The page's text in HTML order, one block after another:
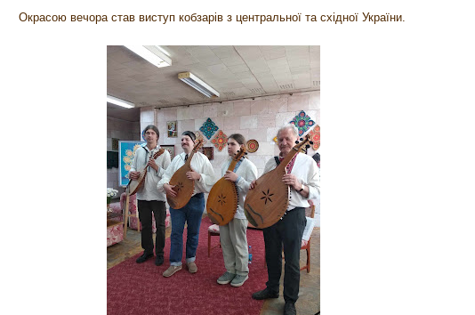
Окрасою вечора став виступ кобзарів з центральної та східної України.